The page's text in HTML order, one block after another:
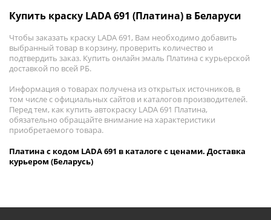
Купить краску LADA 691 (Платина) в Беларуси
Чтобы заказать краску LADA 691, Вам необходимо добавить
выбранный товар в корзину, проверить количество и
подтвердить заказ. Купить онлайн эмаль Платина с курьерской
доставкой по всей РБ.
Информация о товарах получена из открытых источников, в
том числе с официальных сайтов и каталогов производителей.
Перед тем, как купить автокраску LADA 691 Платина,
обязательно обращайте внимание на характеристики
приобретаемого товара.
Платина с кодом LADA 691 в каталоге с ценами. Доставка
курьером (Беларусь)